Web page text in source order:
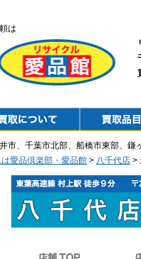
は
市、千葉市北部、船橋市東部、
愛品倶楽部・愛品館 > 八千代店 >